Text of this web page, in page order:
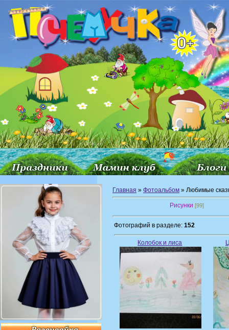
Главная » Фотоальбом » Любимые
Рисунки [99]
Фотографий в разделе: 152
Колобок и лиса